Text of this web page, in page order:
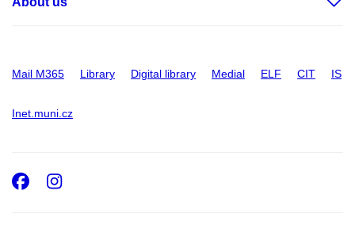
Mail M365 Library Digital library Medial ELF CIT IS
Inet.muni.cz
Facebook
Instagram